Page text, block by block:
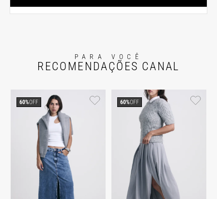
PARA VOCÊ
RECOMENDAÇÕES CANAL
60%OFF 60%OFF